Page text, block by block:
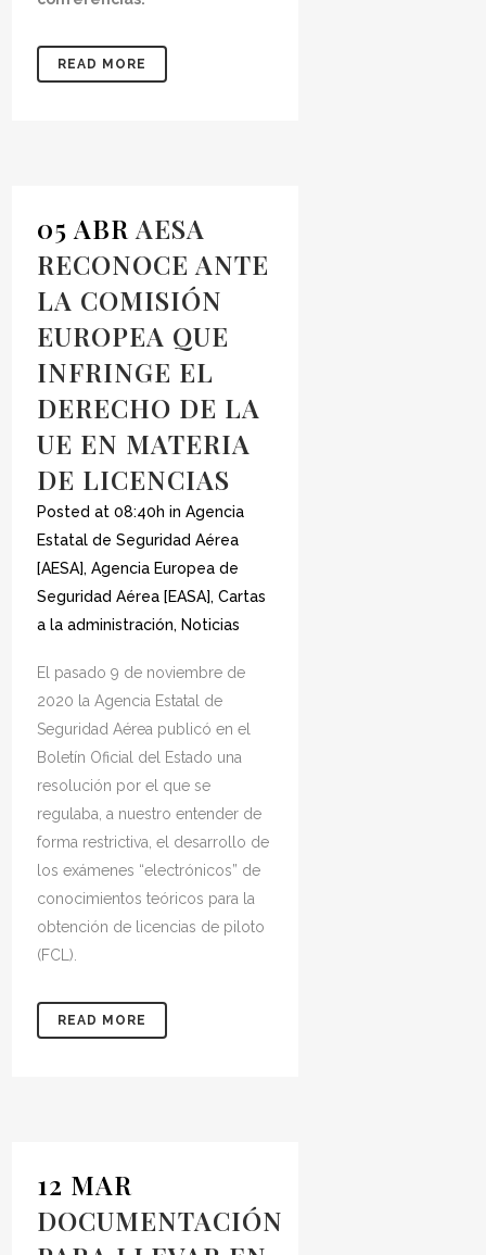
READ MORE
05 ABR AESA
RECONOCE ANTE
LA COMISIÓN
EUROPEA QUE
INFRINGE EL
DERECHO DE LA
UE EN MATERIA
DE LICENCIAS
Posted at 08:40h inAgencia
Estatal de Seguridad Aérea
[AESA],Agencia Europea de
Seguridad Aérea [EASA],Cartas
a la administración, Noticias
El pasado 9 de noviembre de
2020 la Agencia Estatal de
Seguridad Aérea publicó en el
Boletín Oficial del Estado una
resolución por el que se
regulaba, a nuestro entender de
forma restrictiva, el desarrollo de
los exámenes “electrónicos” de
conocimientos teóricos para la
obtención de licencias de piloto
(FCL).
READ MORE
12 MAR
DOCUMENTACIÓN